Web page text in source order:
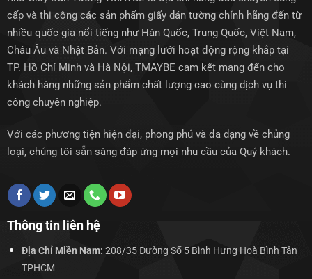
cấp và thi công các sản phẩm giấy dán tường chính hãng đến từ
nhiều quốc gia nổi tiếng như Hàn Quốc, Trung Quốc, Việt Nam,
Châu Âu và Nhật Bản. Với mạng lưới hoạt động rộng khắp tại
TP. Hồ Chí Minh và Hà Nội, TMAYBE cam kết mang đến cho
khách hàng những sản phẩm chất lượng cao cùng dịch vụ thi
công chuyên nghiệp.
Với các phương tiện hiện đại, phong phú và đa dạng về chủng
loại, chúng tôi sẵn sàng đáp ứng mọi nhu cầu của Quý khách.
Thông tin liên hệ
Địa Chỉ Miền Nam: 208/35 Đường Số 5 Bình Hưng Hoà Bình Tân
TPHCM